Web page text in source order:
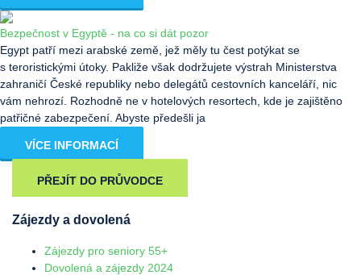
Bezpečnost v Egyptě - na co si dát pozor
Egypt patří mezi arabské země, jež měly tu čest potýkat se
s teroristickými útoky. Pakliže však dodržujete výstrah Ministerstva
zahraničí České republiky nebo delegátů cestovních kanceláří, nic
vám nehrozí. Rozhodně ne v hotelových resortech, kde je zajištěno
patřičné zabezpečení. Abyste předešli ja
VÍCE INFORMACÍ
PŘEJÍT DO PRŮVODCE
Zájezdy a dovolená
Zájezdy pro seniory 55+
Dovolená a zájezdy 2024